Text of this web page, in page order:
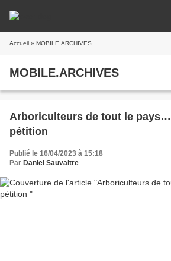
Accueil » MOBILE.ARCHIVES
MOBILE.ARCHIVES
Arboriculteurs de tout le
pétition
Publié le 16/04/2023 à 15:18
Par Daniel Sauvaitre